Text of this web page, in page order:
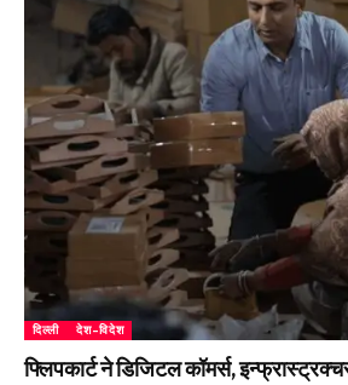
दिल्ली देश-विदेश
फ्लिपकार्ट ने डिजिटल कॉमर्स,